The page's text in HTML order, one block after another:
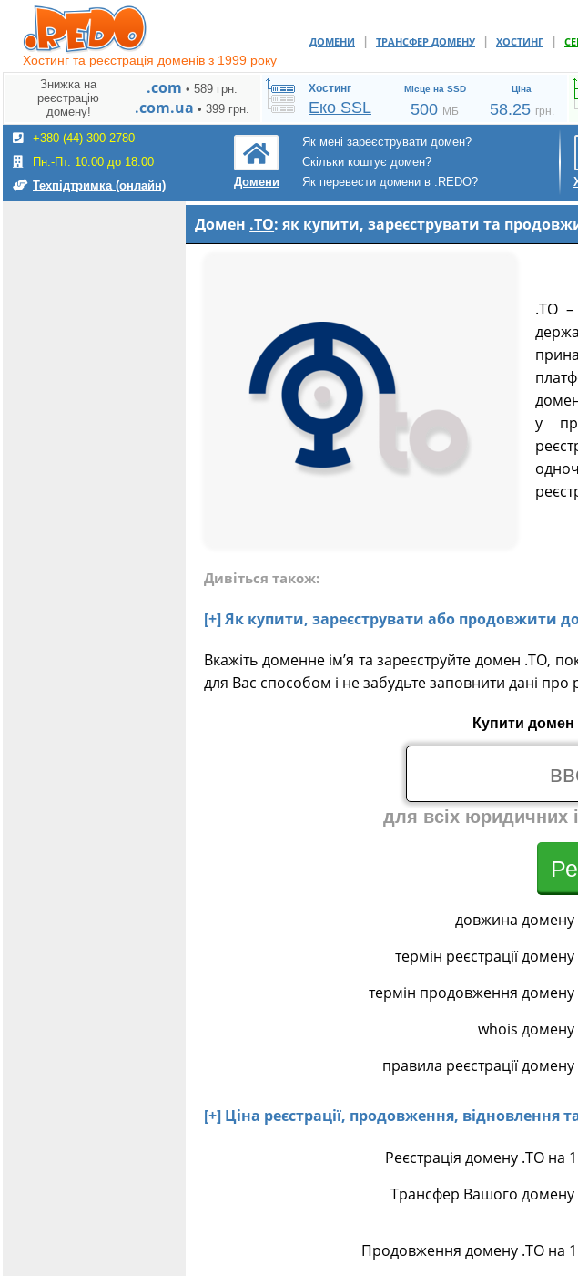
Хостинг та реєстрація доменів з 1999 року
ДОМЕНИ | ТРАНСФЕР ДОМЕНУ | ХОСТИНГ |
Знижка на
реєстрацію
домену!
.com • 589 грн.
.com.ua • 399 грн.
Хостинг
Еко SSL
Місце на SSD Ціна
500 МБ 58.25 грн.
+380 (44) 300-2780
Пн.-Пт. 10:00 до 18:00
Техпідтримка (онлайн)
Домени
Як мені зареєструвати домен?
Скільки коштує домен?
Як перевести домени в .REDO?
Домен .TO: як купити, зареєструвати та
.TO
у
Дивіться також:
[+] Як купити, зареєструвати або продовжити
Вкажіть доменне ім’я та зареєструйте домен .TO,
для Вас способом і не забудьте заповнити дані про
Купити домен
для всіх юридичних
довжина домену
термін реєстрації домену
термін продовження домену
whois домену
правила реєстрації домену
[+] Ціна реєстрації, продовження, відновлення
Реєстрація домену .TO на 1
Трансфер Вашого домену
Продовження домену .TO на 1